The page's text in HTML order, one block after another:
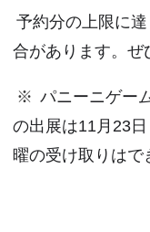
予約分の上限に
合があります。ぜ
※ パニーニゲー
の出展は11月23
曜の受け取りはで